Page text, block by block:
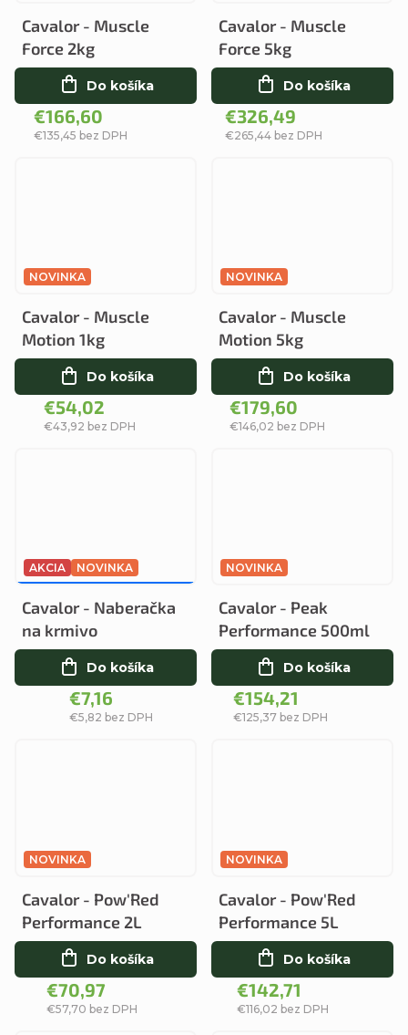
Cavalor - Muscle
Force 2kg
€135,45 bez DPH
€166,60
Do košíka
Cavalor - Muscle
Force 5kg
€265,44 bez DPH
€326,49
Do košíka
NOVINKA
Cavalor - Muscle
Motion 1kg
€43,92 bez DPH
€54,02
Do košíka
NOVINKA
Cavalor - Muscle
Motion 5kg
€146,02 bez DPH
€179,60
Do košíka
AKCIA NOVINKA
Cavalor - Naberačka
na krmivo
€5,82 bez DPH
€7,16
Do košíka
NOVINKA
Cavalor - Peak
Performance 500ml
€125,37 bez DPH
€154,21
Do košíka
NOVINKA
Cavalor - Pow'Red
Performance 2L
€57,70 bez DPH
€70,97
Do košíka
NOVINKA
Cavalor - Pow'Red
Performance 5L
€116,02 bez DPH
€142,71
Do košíka